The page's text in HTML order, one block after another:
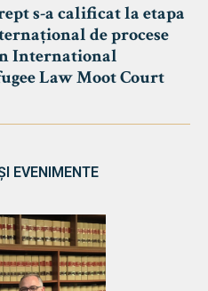
s-a calificat la etapa
de procese
International
Law Moot Court
EVENIMENTE